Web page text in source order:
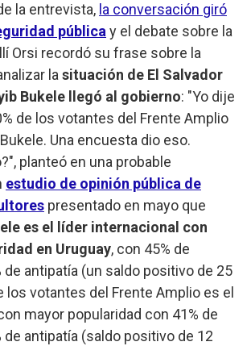
la entrevista, la conversación giró
públicay el debate sobre la
Orsi recordó su frase sobre la
lasituación de El Salvador
Bukele llegó al gobierno: "Yo dije
de los votantes del Frente Amplio
Una encuesta dio eso.
planteó en una probable
estudio de opinión pública de
presentado en mayo que
es el líder internacional con
en Uruguay, con 45% de
de antipatía (un saldo positivo de 25
los votantes del Frente Amplio es el
mayor popularidad con 41% de
de antipatía (saldo positivo de 12